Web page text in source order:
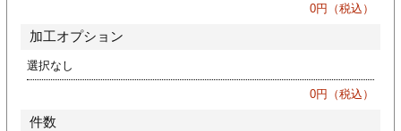
ファイル印刷
0円（税込）
加工オプション
選択なし
0円（税込）
件数